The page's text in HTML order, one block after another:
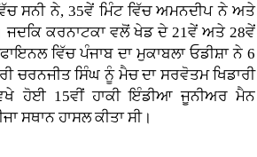
ਸਨੀ ਨੇ, 35ਵੇਂ ਮਿੰਟ ਵਿੱਚ ਅਮਨਦੀਪ ਨੇ ਅਤੇ
ਜਦਕਿ ਕਰਨਾਟਕਾ ਵਲੋਂ ਖੇਡ ਦੇ 21ਵੇਂ ਅਤੇ 28ਵੇਂ
ਵਿੱਚ ਪੰਜਾਬ ਦਾ ਮੁਕਾਬਲਾ ਓਡੀਸ਼ਾ ਨੇ 6
ਚਰਨਜੀਤ ਸਿੰਘ ਨੂੰ ਮੈਚ ਦਾ ਸਰਵੋਤਮ ਖਿਡਾਰੀ
ਹੋਈ 15ਵੀਂ ਹਾਕੀ ਇੰਡੀਆ ਜੂਨੀਅਰ ਮੈਨ
ਸਥਾਨ ਹਾਸਲ ਕੀਤਾ ਸੀ।